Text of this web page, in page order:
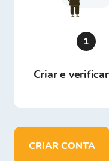
1
Criar e
CRIAR CONTA